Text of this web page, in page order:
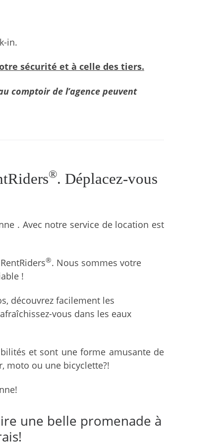
in.
sécurité et à celle des tiers.
comptoir de l’agence peuvent
®. Déplacez-vous
. Avec notre service de location est
®. Nous sommes votre
!
découvrez facilement les
vous dans les eaux
et sont une forme amusante de
moto ou une bicyclette?!
une belle promenade à